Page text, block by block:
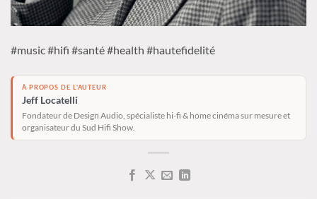
#music #hifi #santé #health #hautefidelité
À PROPOS DE L'AUTEUR
Jeff Locatelli
Fondateur de Design Audio, spécialiste hi-fi & home cinéma sur mesure et
organisateur du Sud Hifi Show.